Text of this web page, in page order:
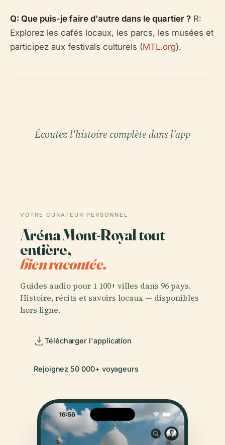
Q: Que puis-je faire d'autre dans le quartier ? R:
Explorez les cafés locaux, les parcs, les musées et
participez aux festivals culturels (MTL.org).
Écoutez l'histoire complète dans l'app
VOTRE CURATEUR PERSONNEL
Aréna Mont-Royal tout
entière,
bien racontée.
Guides audio pour 1 100+ villes dans 96 pays.
Histoire, récits et savoirs locaux — disponibles
hors ligne.
Télécharger l'application
Rejoignez 50 000+ voyageurs